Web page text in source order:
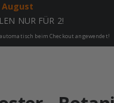
August
NUR FÜR 2!
beim Checkout angewendet!